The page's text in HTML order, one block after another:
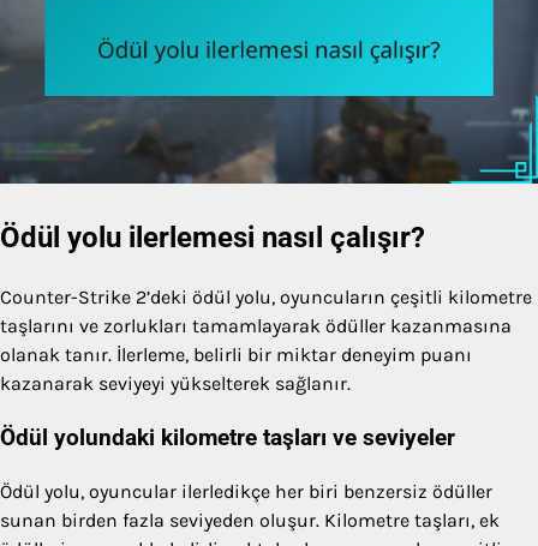
Ödül yolu ilerlemesi nasıl çalışır?
Counter-Strike 2’deki ödül yolu, oyuncuların çeşitli kilometre
taşlarını ve zorlukları tamamlayarak ödüller kazanmasına
olanak tanır. İlerleme, belirli bir miktar deneyim puanı
kazanarak seviyeyi yükselterek sağlanır.
Ödül yolundaki kilometre taşları ve seviyeler
Ödül yolu, oyuncular ilerledikçe her biri benzersiz ödüller
sunan birden fazla seviyeden oluşur. Kilometre taşları, ek